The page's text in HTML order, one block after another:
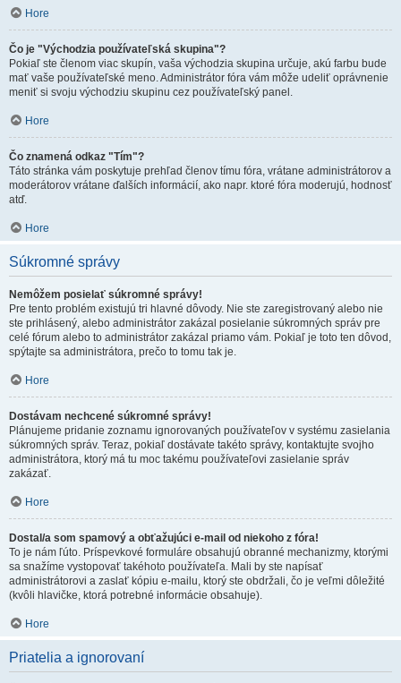
Hore
Čo je "Východzia používateľská skupina"?
Pokiaľ ste členom viac skupín, vaša východzia skupina určuje, akú farbu bude
mať vaše používateľské meno. Administrátor fóra vám môže udeliť oprávnenie
meniť si svoju východziu skupinu cez používateľský panel.
Hore
Čo znamená odkaz "Tím"?
Táto stránka vám poskytuje prehľad členov tímu fóra, vrátane administrátorov a
moderátorov vrátane ďalších informácií, ako napr. ktoré fóra moderujú, hodnosť
atď.
Hore
Súkromné správy
Nemôžem posielať súkromné správy!
Pre tento problém existujú tri hlavné dôvody. Nie ste zaregistrovaný alebo nie
ste prihlásený, alebo administrátor zakázal posielanie súkromných správ pre
celé fórum alebo to administrátor zakázal priamo vám. Pokiaľ je toto ten dôvod,
spýtajte sa administrátora, prečo to tomu tak je.
Hore
Dostávam nechcené súkromné správy!
Plánujeme pridanie zoznamu ignorovaných používateľov v systému zasielania
súkromných správ. Teraz, pokiaľ dostávate takéto správy, kontaktujte svojho
administrátora, ktorý má tu moc takému používateľovi zasielanie správ
zakázať.
Hore
Dostal/a som spamový a obťažujúci e-mail od niekoho z fóra!
To je nám ľúto. Príspevkové formuláre obsahujú obranné mechanizmy, ktorými
sa snažíme vystopovať takéhoto používateľa. Mali by ste napísať
administrátorovi a zaslať kópiu e-mailu, ktorý ste obdržali, čo je veľmi dôležité
(kvôli hlavičke, ktorá potrebné informácie obsahuje).
Hore
Priatelia a ignorovaní